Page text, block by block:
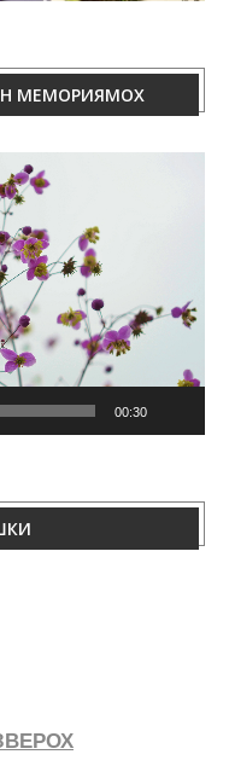
МЕМОРИЯМОХ
00:30
ґуму. Тирваца